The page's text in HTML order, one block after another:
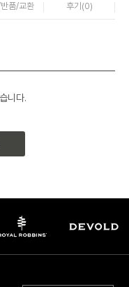
품/교환 후기(0)
니다.